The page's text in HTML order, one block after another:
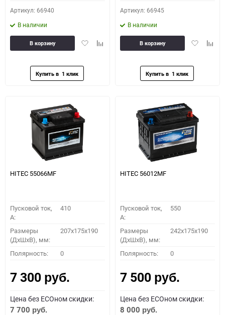
Артикул: 66940
В наличии
ДобавитьДобавить
В корзину
Артикул: 66945
В наличии
Добавить
В корзину
HITEC 55066MF
Пусковой ток,
A:
410
Размеры
(ДхШхВ), мм:
207x175x190
Полярность: 0
7 300 руб.
Цена без ECOном скидки:
7 700 руб.
HITEC 56012MF
Пусковой ток,
A:
550
Размеры
(ДхШхВ), мм:
242x175x190
Полярность: 0
7 500 руб.
Цена без ECOном скидки:
8 000 руб.